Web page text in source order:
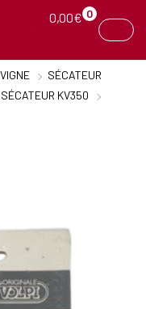
0,00€ 0
SÉCATEUR
KV350